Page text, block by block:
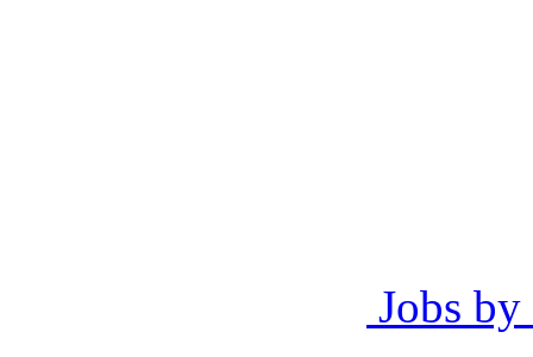
Jobs by